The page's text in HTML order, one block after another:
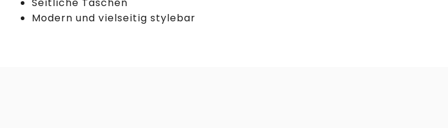
Modern und vielseitig stylebar